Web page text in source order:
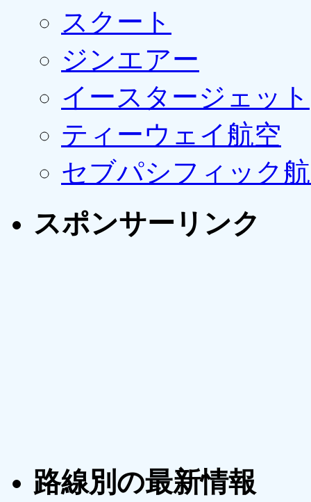
スクート
ジンエアー
イースタージェット
ティーウェイ航空
セブパシフィック
スポンサーリンク
路線別の最新情報